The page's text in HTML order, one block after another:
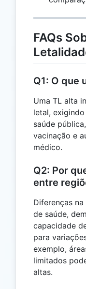
FAQs
Q1: O que
Uma TL alta
letal,
saúde
vacinação e
médico.
Q2: Por
entre
Diferenças
de saúde,
capacidade
para
exemplo,
limitados
altas.